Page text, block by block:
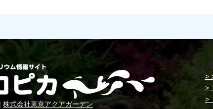
株式会社東京アクアガーデン
>
>
>